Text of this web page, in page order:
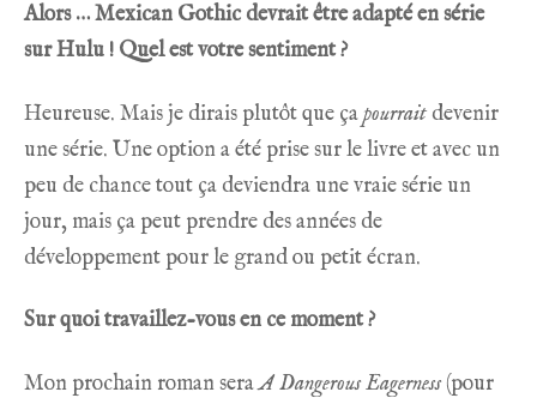
Alors … Mexican Gothic devrait être adapté en série
sur Hulu ! Quel est votre sentiment ?
Heureuse. Mais je dirais plutôt que çapourrait devenir
une série. Une option a été prise sur le livre et avec un
peu de chance tout ça deviendra une vraie série un
jour, mais ça peut prendre des années de
développement pour le grand ou petit écran.
Sur quoi travaillez-vous en ce moment ?
Mon prochain roman seraA Dangerous Eagerness(pour